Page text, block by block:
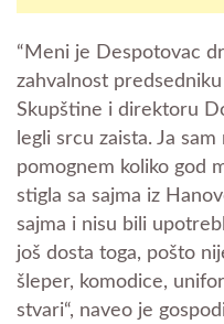
“Meni je Despotovac
zahvalnost
Skupštine i direktoru
legli srcu zaista. Ja
pomognem koliko god
stigla sa sajma iz
sajma i nisu bili
još dosta toga, pošto
šleper, komodice,
stvari“, naveo je